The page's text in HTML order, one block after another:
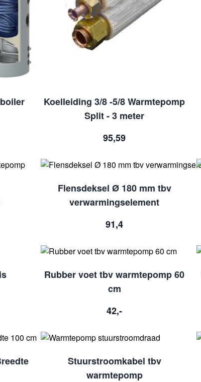
Koelleiding 3/8 -5/8 Warmtepomp
Split - 3 meter
95,59
Flensdeksel Ø 180 mm tbv
verwarmingselement
91,4
Rubber voet tbv warmtepomp 60
cm
42,-
Stuurstroomkabel tbv
warmtepomp